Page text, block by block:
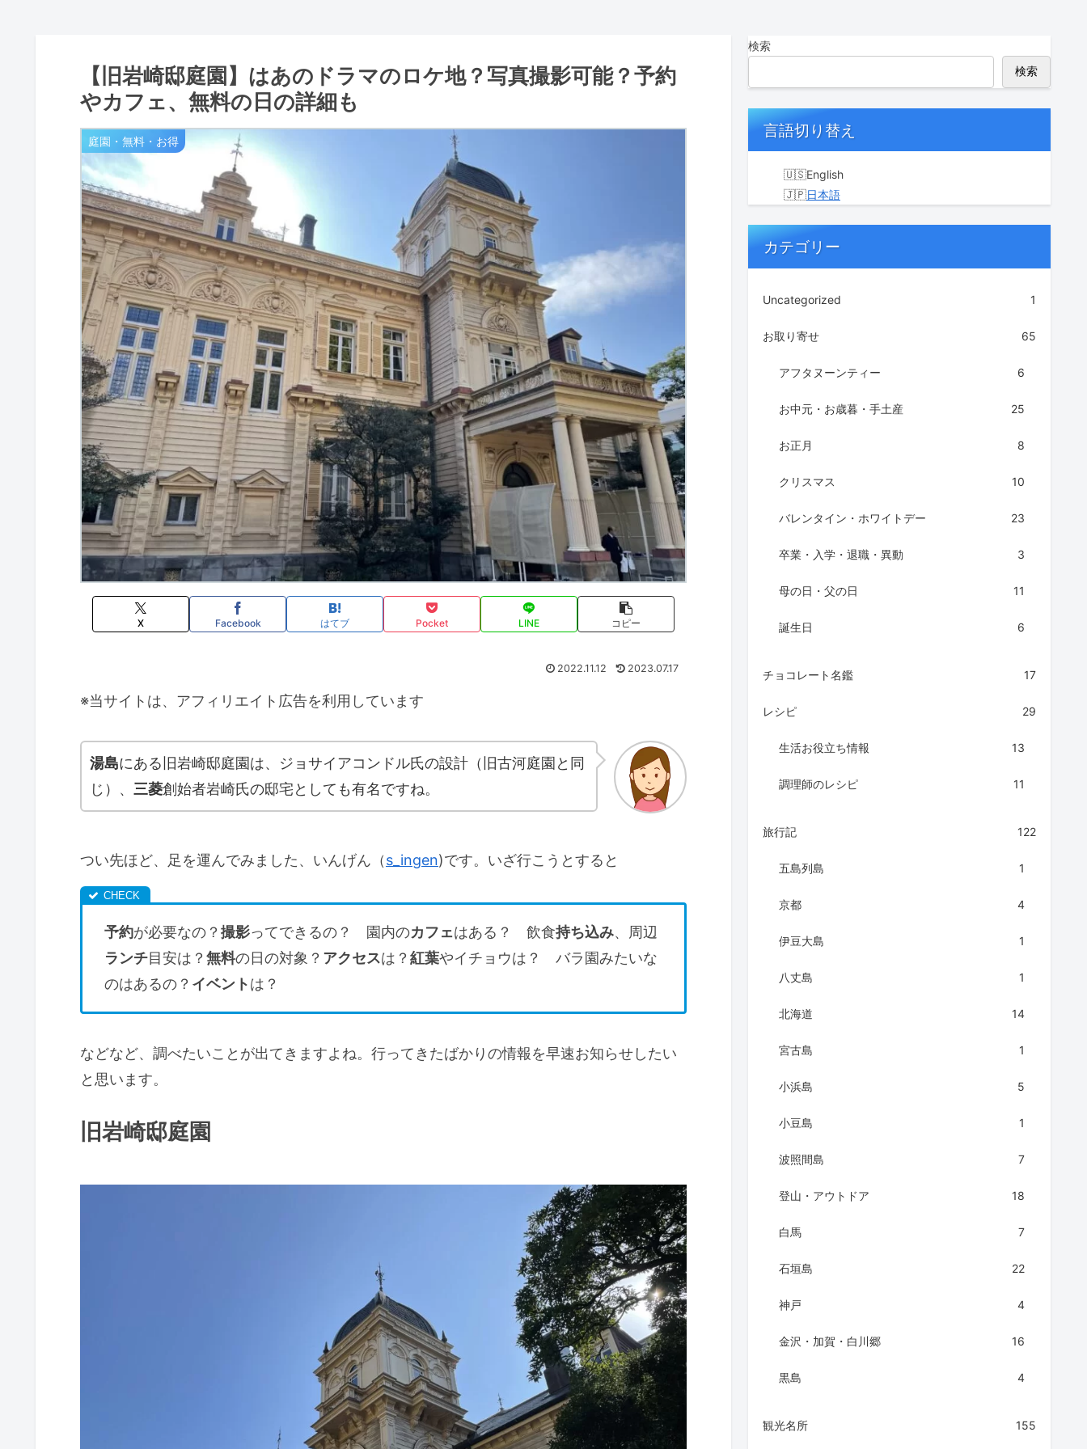
【旧岩崎邸庭園】はあのドラマのロケ地？写真撮影可能？予約
やカフェ、無料の日の詳細も
庭園・無料・お得
X Facebook はてブ Pocket LINE コピー
2022.11.12 2023.07.17
※当サイトは、アフィリエイト広告を利用しています
湯島にある旧岩崎邸庭園は、ジョサイアコンドル氏の設計（旧古河庭園と同
じ）、 三菱創始者岩崎氏の邸宅としても有名ですね。
つい先ほど、足を運んでみました、いんげん（s_ingen)です。いざ行こうとすると
予約が必要なの？ 撮影ってできるの？ 園内のカフェはある？ 飲食持ち込み、周辺
ランチ目安は？ 無料の日の対象？ アクセスは？ 紅葉やイチョウは？ バラ園みたいな
のはあるの？ イベントは？
などなど、調べたいことが出てきますよね。行ってきたばかりの情報を早速お知らせしたい
と思います。
旧岩崎邸庭園
検索
検索
言語切り替え
English
日本語
カテゴリー
Uncategorized 1
お取り寄せ 65
アフタヌーンティー 6
お中元・お歳暮・手土産 25
お正月 8
クリスマス 10
バレンタイン・ホワイトデー 23
卒業・入学・退職・異動 3
母の日・父の日 11
誕生日 6
チョコレート名鑑 17
レシピ 29
生活お役立ち情報 13
調理師のレシピ 11
旅行記 122
五島列島 1
京都 4
伊豆大島 1
八丈島 1
北海道 14
宮古島 1
小浜島 5
小豆島 1
波照間島 7
登山・アウトドア 18
白馬 7
石垣島 22
神戸 4
金沢・加賀・白川郷 16
黒島 4
観光名所 155